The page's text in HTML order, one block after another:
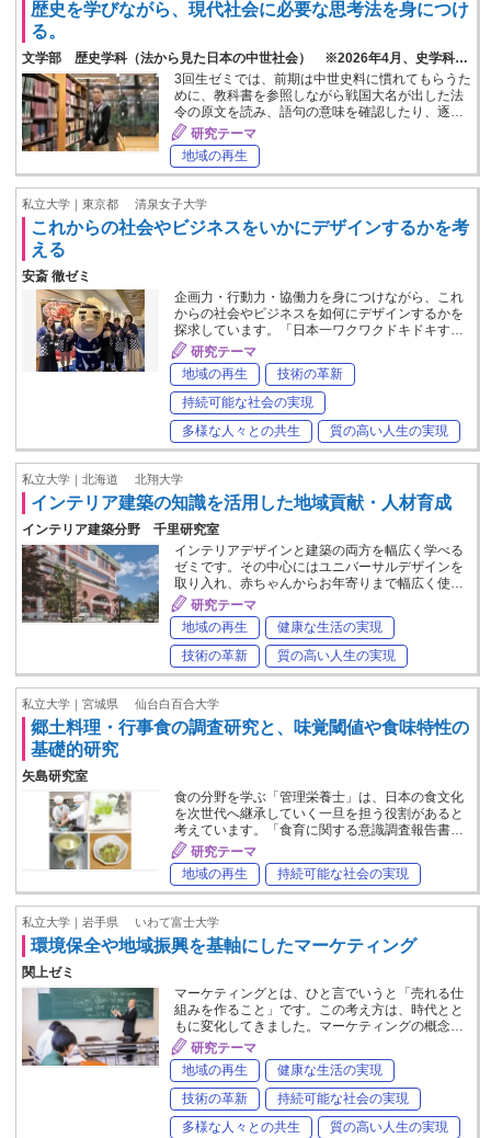
歴史を学びながら、現代社会に必要な思考法を身につけ
る。
文学部 歴史学科（法から見た日本の中世社会） ※2026年4月、史学科…
3回生ゼミでは、前期は中世史料に慣れてもらうた
めに、教科書を参照しながら戦国大名が出した法
令の原文を読み、語句の意味を確認したり、逐…
研究テーマ
地域の再生
私立大学｜東京都 清泉女子大学
これからの社会やビジネスをいかにデザインするかを考
える
安斎 徹ゼミ
企画力・行動力・協働力を身につけながら、これ
からの社会やビジネスを如何にデザインするかを
探求しています。「日本一ワクワクドキドキす…
研究テーマ
地域の再生
技術の革新
持続可能な社会の実現
多様な人々との共生
質の高い人生の実現
私立大学｜北海道 北翔大学
インテリア建築の知識を活用した地域貢献・人材育成
インテリア建築分野 千里研究室
インテリアデザインと建築の両方を幅広く学べる
ゼミです。その中心にはユニバーサルデザインを
取り入れ、赤ちゃんからお年寄りまで幅広く使…
研究テーマ
地域の再生
健康な生活の実現
技術の革新
質の高い人生の実現
私立大学｜宮城県 仙台白百合大学
郷土料理・行事食の調査研究と、味覚閾値や食味特性の
基礎的研究
矢島研究室
食の分野を学ぶ「管理栄養士」は、日本の食文化
を次世代へ継承していく一旦を担う役割があると
考えています。「食育に関する意識調査報告書…
研究テーマ
地域の再生
持続可能な社会の実現
私立大学｜岩手県 いわて富士大学
環境保全や地域振興を基軸にしたマーケティング
関上ゼミ
マーケティングとは、ひと言でいうと「売れる仕
組みを作ること」です。この考え方は、時代とと
もに変化してきました。マーケティングの概念…
研究テーマ
地域の再生
健康な生活の実現
技術の革新
持続可能な社会の実現
多様な人々との共生
質の高い人生の実現